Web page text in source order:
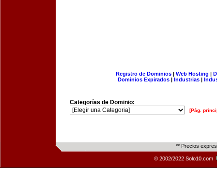
Registro de Dominios| Web Hosting |
Dominios Expirados | Industrias |
Categorías de Dominio:
[Pág.
** Precios
© 2002/2022 Solo10.com